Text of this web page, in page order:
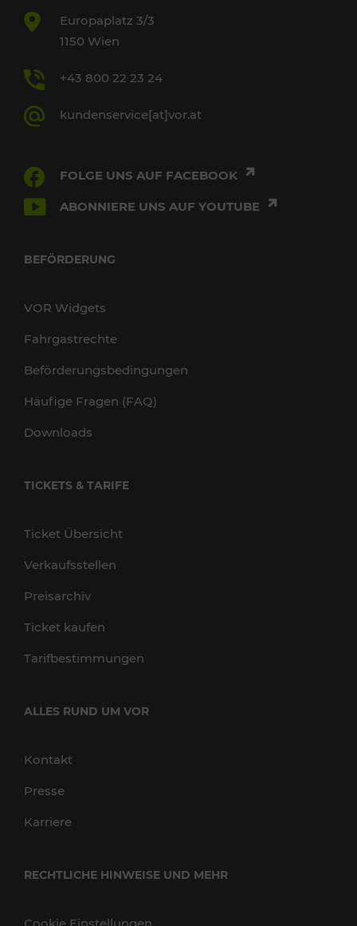
Europaplatz 3/3
1150 Wien
+43 800 22 23 24
kundenservice[at]vor.at
FOLGE UNS AUF FACEBOOK
ABONNIERE UNS AUF YOUTUBE
BEFÖRDERUNG
VOR Widgets
Fahrgastrechte
Beförderungsbedingungen
Häufige Fragen (FAQ)
Downloads
TICKETS & TARIFE
Ticket Übersicht
Verkaufsstellen
Preisarchiv
Ticket kaufen
Tarifbestimmungen
ALLES RUND UM VOR
Kontakt
Presse
Karriere
RECHTLICHE HINWEISE UND MEHR